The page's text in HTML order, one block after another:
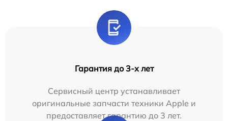
Гарантия до 3-х лет
Сервисный центр устанавливает
оригинальные запчасти техники Apple и
предоставляет гарантию до 3 лет.